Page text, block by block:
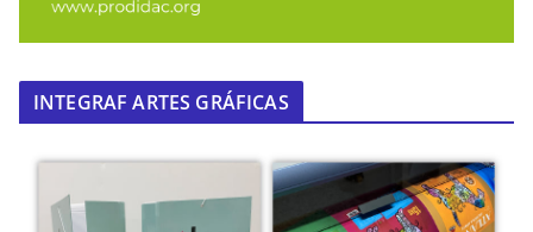
INTEGRAF ARTES GRÁFICAS